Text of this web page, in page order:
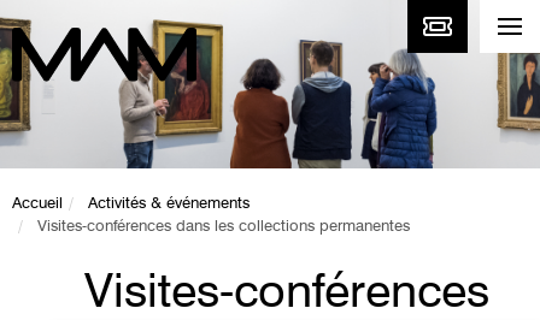
Accueil
Activités & événements
Visites-conférences dans les collections permanentes
Visites-conférences